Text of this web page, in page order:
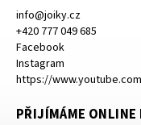
info@joiky.cz
+420 777 049 685
Facebook
Instagram
https://
PŘIJÍMÁME ONLINE